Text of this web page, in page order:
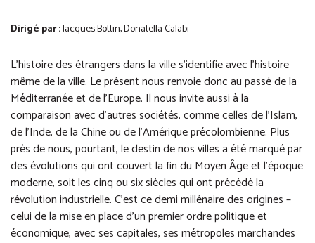
Dirigé par :Jacques Bottin, Donatella Calabi
L’histoire des étrangers dans la ville s’identifie avec l’histoire
même de la ville. Le présent nous renvoie donc au passé de la
Méditerranée et de l’Europe. Il nous invite aussi à la
comparaison avec d’autres sociétés, comme celles de l’Islam,
de l’Inde, de la Chine ou de l’Amérique précolombienne. Plus
près de nous, pourtant, le destin de nos villes a été marqué par
des évolutions qui ont couvert la fin du Moyen Âge et l’époque
moderne, soit les cinq ou six siècles qui ont précédé la
révolution industrielle. C’est ce demi millénaire des origines –
celui de la mise en place d’un premier ordre politique et
économique, avec ses capitales, ses métropoles marchandes